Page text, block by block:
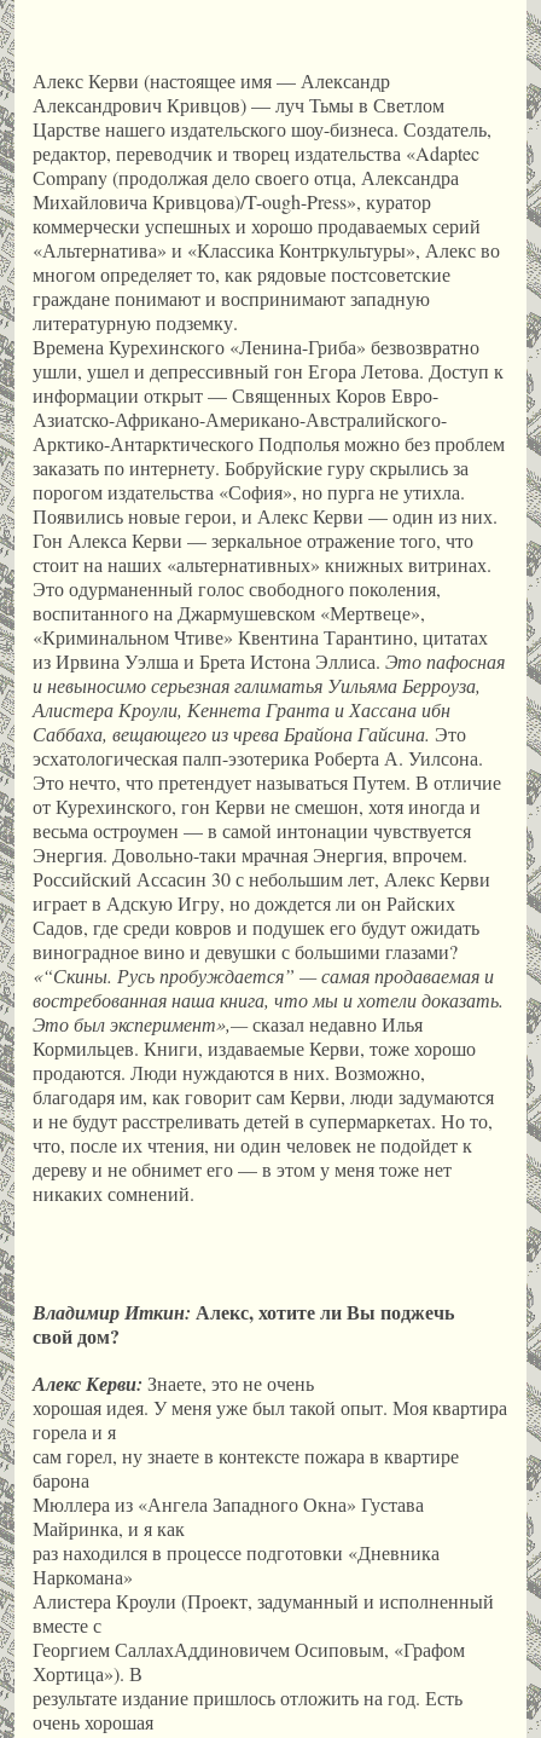
Алекс Керви (настоящее имя — Александр
Александрович Кривцов) — луч Тьмы в Светлом
Царстве нашего издательского шоу-бизнеса. Создатель,
редактор, переводчик и творец издательства «Adaptec
Сompany (продолжая дело своего отца, Александра
Михайловича Кривцова)/T-ough-Press», куратор
коммерчески успешных и хорошо продаваемых серий
«Альтернатива» и «Классика Контркультуры», Алекс во
многом определяет то, как рядовые постсоветские
граждане понимают и воспринимают западную
литературную подземку.
Времена Курехинского «Ленина-Гриба» безвозвратно
ушли, ушел и депрессивный гон Егора Летова. Доступ к
информации открыт — Священных Коров Евро-
Азиатско-Африкано-Американо-Австралийского-
Арктико-Антарктического Подполья можно без проблем
заказать по интернету. Бобруйские гуру скрылись за
порогом издательства «София», но пурга не утихла.
Появились новые герои, и Алекс Керви — один из них.
Гон Алекса Керви — зеркальное отражение того, что
стоит на наших «альтернативных» книжных витринах.
Это одурманенный голос свободного поколения,
воспитанного на Джармушевском «Мертвеце»,
«Криминальном Чтиве» Квентина Тарантино, цитатах
из Ирвина Уэлша и Брета Истона Эллиса. Это пафосная
и невыносимо серьезная галиматья Уильяма Берроуза,
Алистера Кроули, Кеннета Гранта и Хассана ибн
Саббаха, вещающего из чрева Брайона Гайсина. Это
эсхатологическая палп-эзотерика Роберта А. Уилсона.
Это нечто, что претендует называться Путем. В отличие
от Курехинского, гон Керви не смешон, хотя иногда и
весьма остроумен — в самой интонации чувствуется
Энергия. Довольно-таки мрачная Энергия, впрочем.
Российский Ассасин 30 с небольшим лет, Алекс Керви
играет в Адскую Игру, но дождется ли он Райских
Садов, где среди ковров и подушек его будут ожидать
виноградное вино и девушки с большими глазами?
«“Скины. Русь пробуждается” — самая продаваемая и
востребованная наша книга, что мы и хотели доказать.
Это был эксперимент»,—сказал недавно Илья
Кормильцев. Книги, издаваемые Керви, тоже хорошо
продаются. Люди нуждаются в них. Возможно,
благодаря им, как говорит сам Керви, люди задумаются
и не будут расстреливать детей в супермаркетах. Но то,
что, после их чтения, ни один человек не подойдет к
дереву и не обнимет его — в этом у меня тоже нет
никаких сомнений.
Владимир Иткин: Алекс, хотите ли Вы поджечь
свой дом?
Алекс Керви: Знаете, это не очень
хорошая идея. У меня уже был такой опыт. Моя квартира
горела и я
сам горел, ну знаете в контексте пожара в квартире
барона
Мюллера из «Ангела Западного Окна» Густава
Майринка, и я как
раз находился в процессе подготовки «Дневника
Наркомана»
Алистера Кроули (Проект, задуманный и исполненный
вместе с
Георгием СаллахАддиновичем Осиповым, «Графом
Хортица»). В
результате издание пришлось отложить на год. Есть
очень хорошая